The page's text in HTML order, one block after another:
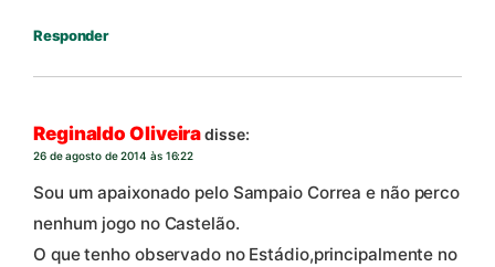
Responder
Reginaldo Oliveiradisse:
26 de agosto de 2014 às 16:22
Sou um apaixonado pelo Sampaio Correa e não perco
nenhum jogo no Castelão.
O que tenho observado no Estádio,principalmente no